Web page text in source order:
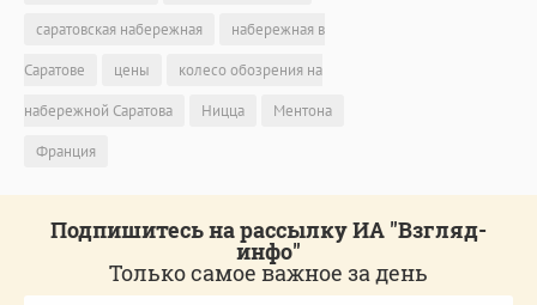
саратовская набережная
набережная в
Саратове
цены
колесо обозрения на
набережной Саратова
Ницца
Ментона
Франция
Подпишитесь на рассылку ИА "Взгляд-
инфо"
Только самое важное за день